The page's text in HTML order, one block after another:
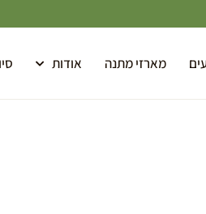
מארזי מתנה אודות